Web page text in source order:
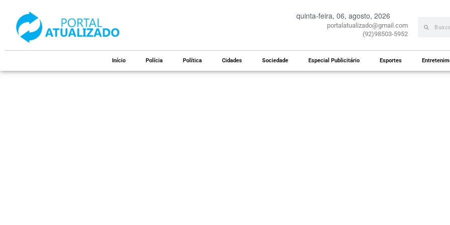
quinta-feira, 06, agosto, 2026
portalatualizado@gmail.com
(92)98503-5952
Início Polícia Política Cidades Sociedade Especial Publicitário Esportes